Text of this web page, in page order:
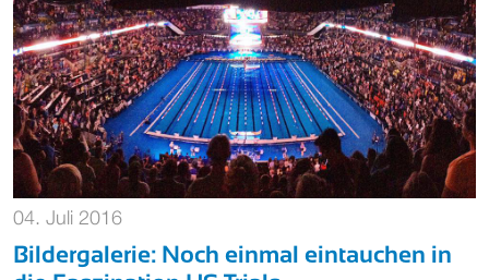
04. Juli 2016
Bildergalerie: Noch einmal eintauchen in